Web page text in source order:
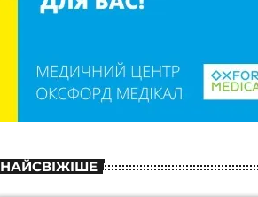
НАЙСВІЖІШЕ